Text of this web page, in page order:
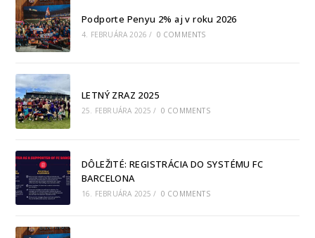
Podporte Penyu 2% aj v roku 2026
4. FEBRUÁRA 2026 / 0 COMMENTS
LETNÝ ZRAZ 2025
25. FEBRUÁRA 2025 / 0 COMMENTS
DÔLEŽITÉ: REGISTRÁCIA DO SYSTÉMU FC
BARCELONA
16. FEBRUÁRA 2025 / 0 COMMENTS